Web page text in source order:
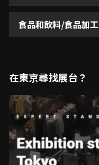
食品和飲料/食品加工
在東京尋找展台？